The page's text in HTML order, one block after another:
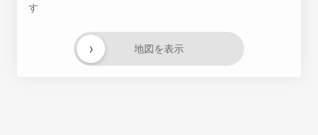
す
地図を表示
›